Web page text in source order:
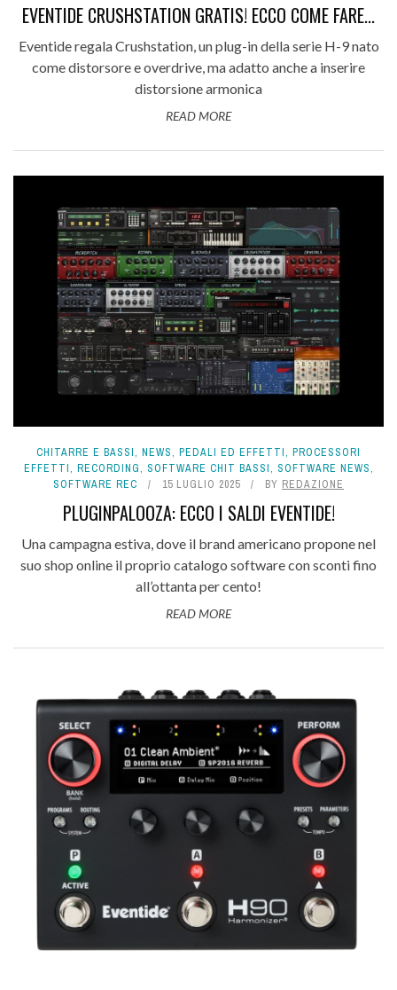
EVENTIDE CRUSHSTATION GRATIS! ECCO COME FARE...
Eventide regala Crushstation, un plug-in della serie H-9 nato
come distorsore e overdrive, ma adatto anche a inserire
distorsione armonica
READ MORE
CHITARRE E BASSI, NEWS, PEDALI ED EFFETTI, PROCESSORI
EFFETTI, RECORDING, SOFTWARE CHIT BASSI, SOFTWARE NEWS,
SOFTWARE REC
15 LUGLIO 2025 BY REDAZIONE
PLUGINPALOOZA: ECCO I SALDI EVENTIDE!
Una campagna estiva, dove il brand americano propone nel
suo shop online il proprio catalogo software con sconti fino
all’ottanta per cento!
READ MORE